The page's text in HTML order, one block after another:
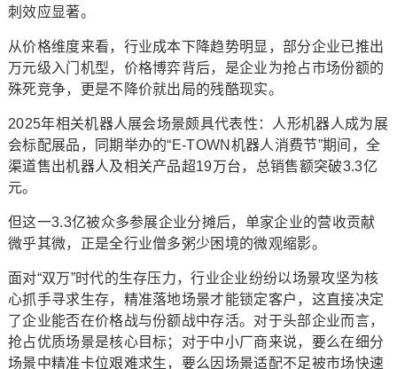
刺效应显著。
从价格维度来看，行业成本下降趋势明显，部分企业已推出
万元级入门机型，价格博弈背后，是企业为抢占市场份额的
殊死竞争，更是不降价就出局的残酷现实。
2025年相关机器人展会场景颇具代表性：人形机器人成为展
会标配展品，同期举办的“E-TOWN机器人消费节”期间，全
渠道售出机器人及相关产品超19万台，总销售额突破3.3亿
元。
但这一3.3亿被众多参展企业分摊后，单家企业的营收贡献
微乎其微，正是全行业僧多粥少困境的微观缩影。
面对“双万”时代的生存压力，行业企业纷纷以场景攻坚为核
心抓手寻求生存，精准落地场景才能锁定客户，这直接决定
了企业能否在价格战与份额战中存活。对于头部企业而言，
抢占优质场景是核心目标；对于中小厂商来说，要么在细分
场景中精准卡位艰难求生，要么因场景适配不足被市场快速